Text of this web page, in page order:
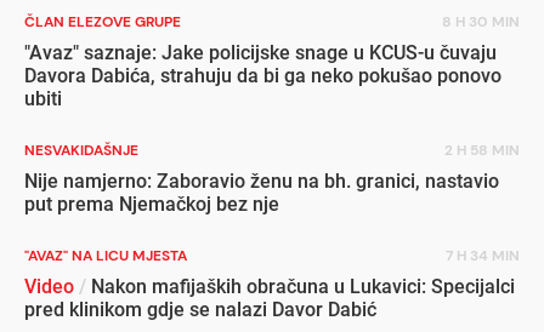
ČLAN ELEZOVE GRUPE 8 H 30 MIN
"Avaz" saznaje: Jake policijske snage u KCUS-u čuvaju
Davora Dabića, strahuju da bi ga neko pokušao ponovo
ubiti
NESVAKIDAŠNJE 2 H 58 MIN
Nije namjerno: Zaboravio ženu na bh. granici, nastavio
put prema Njemačkoj bez nje
"AVAZ" NA LICU MJESTA 7 H 34 MIN
Video / Nakon mafijaških obračuna u Lukavici: Specijalci
pred klinikom gdje se nalazi Davor Dabić